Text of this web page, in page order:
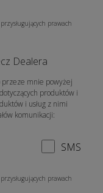
prawach
Dealera
mnie powyżej
produktów i
i usług z nimi
komunikacji:
SMS
prawach